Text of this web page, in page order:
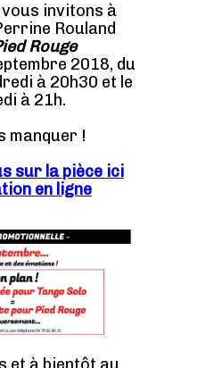
invitons à
Rouland
Rouge
2018, du
à 20h30 et le
à 21h.
manquer !
sur la pièce ici
en ligne